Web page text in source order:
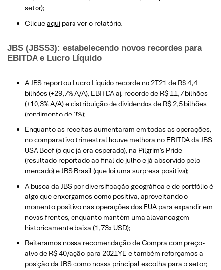
setor);
Cliqueaqui para ver o relatório.
JBS (JBSS3): estabelecendo novos recordes para
EBITDA e Lucro Líquido
A JBS reportou Lucro Líquido recorde no 2T21 de R$ 4,4
bilhões (+29,7% A/A), EBITDA aj. recorde de R$ 11,7 bilhões
(+10,3% A/A) e distribuição de dividendos de R$ 2,5 bilhões
(rendimento de 3%);
Enquanto as receitas aumentaram em todas as operações,
no comparativo trimestral houve melhora no EBITDA da JBS
USA Beef (o que já era esperado), na Pilgrim’s Pride
(resultado reportado ao final de julho e já absorvido pelo
mercado) e JBS Brasil (que foi uma surpresa positiva);
A busca da JBS por diversificação geográfica e de portfólio é
algo que enxergamos como positiva, aproveitando o
momento positivo nas operações dos EUA para expandir em
novas frentes, enquanto mantém uma alavancagem
historicamente baixa (1,73x USD);
Reiteramos nossa recomendação de Compra com preço-
alvo de R$ 40/ação para 2021YE e também reforçamos a
posição da JBS como nossa principal escolha para o setor;